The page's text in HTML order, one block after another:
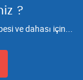
?
ve dahası için...